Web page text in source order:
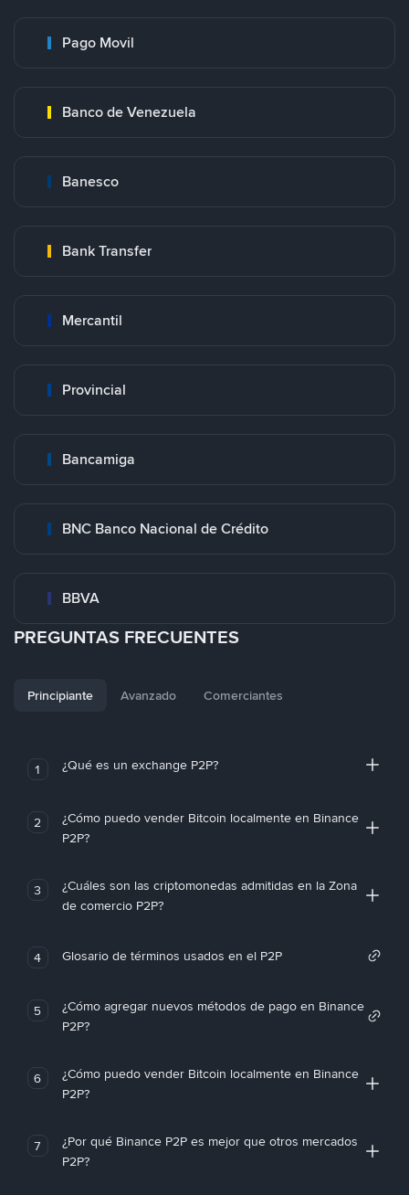
Pago Movil
Banco de Venezuela
Banesco
Bank Transfer
Mercantil
Provincial
Bancamiga
BNC Banco Nacional de Crédito
BBVA
PREGUNTAS FRECUENTES
Principiante Avanzado Comerciantes
1 ¿Qué es un exchange P2P?
2
¿Cómo puedo vender Bitcoin localmente en Binance
P2P?
3
¿Cuáles son las criptomonedas admitidas en la Zona
de comercio P2P?
4 Glosario de términos usados en el P2P
5
¿Cómo agregar nuevos métodos de pago en Binance
P2P?
6
¿Cómo puedo vender Bitcoin localmente en Binance
P2P?
7
¿Por qué Binance P2P es mejor que otros mercados
P2P?